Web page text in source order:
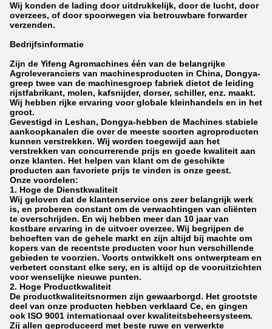
Wij konden de lading door uitdrukkelijk, door de lucht, door
overzees, of door spoorwegen via betrouwbare forwarder
verzenden.
Bedrijfsinformatie
Zijn de Yifeng Agromachines één van de belangrijke
Agroleveranciers van machinesproducten in China, Dongya-
greep twee van de machinesgroep fabriek dietot de leiding
rijstfabrikant, molen, kafsnijder, dorser, schiller, enz. maakt.
Wij hebben rijke ervaring voor globale kleinhandels en in het
groot.
Gevestigd in Leshan, Dongya-hebben de Machines stabiele
aankoopkanalen die over de meeste soorten agroproducten
kunnen verstrekken. Wij worden toegewijd aan het
verstrekken van concurrerende prijs en goede kwaliteit aan
onze klanten. Het helpen van klant om de geschikte
producten aan favoriete prijs te vinden is onze geest.
Onze voordelen:
1. Hoge de Dienstkwaliteit
Wij geloven dat de klantenservice ons zeer belangrijk werk
is, en proberen constant om de verwachtingen van cliënten
te overschrijden. En wij hebben meer dan 10 jaar van
kostbare ervaring in de uitvoer overzee. Wij begrijpen de
behoeften van de gehele markt en zijn altijd bij machte om
kopers van de recentste producten voor hun verschillende
gebieden te voorzien. Voorts ontwikkelt ons ontwerpteam en
verbetert constant elke sery, en is altijd op de vooruitzichten
voor wenselijke nieuwe punten.
2. Hoge Productkwaliteit
De productkwaliteitsnormen zijn gewaarborgd. Het grootste
deel van onze producten hebben verklaard Ce, en gingen
ook ISO 9001 internationaal over kwaliteitsbeheersysteem.
Zij allen geproduceerd met beste ruwe en verwerkte